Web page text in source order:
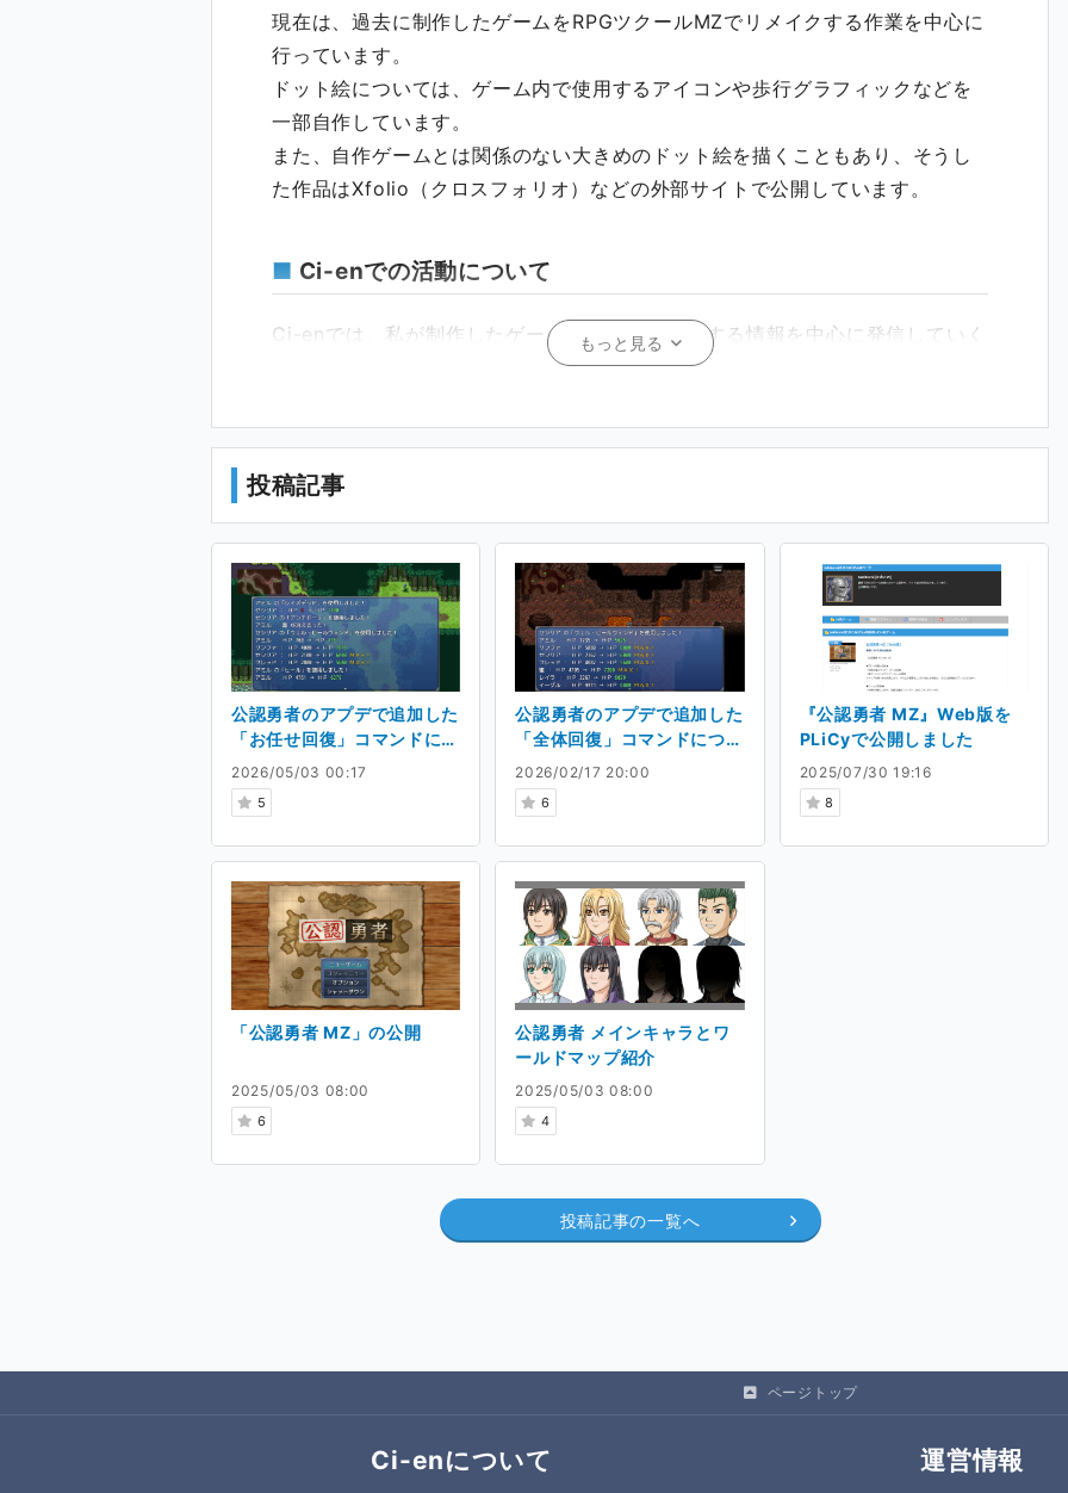
現在は、過去に制作したゲームをRPGツクールMZでリメイクする作業を中心に
行っています。
ドット絵については、ゲーム内で使用するアイコンや歩行グラフィックなどを
一部自作しています。
また、自作ゲームとは関係のない大きめのドット絵を描くこともあり、そうし
た作品はXfolio（クロスフォリオ）などの外部サイトで公開しています。
Ci-enでの活動について
Ci-enでは、私が制作したゲームや、それに関連する情報を中心に発信していく
ける予定はありません。
禁止事項
私の意思を明確にするため、以下の行為を禁止事項として明記いたします。
Ci-enで公開している作品の、無断での二次利用・自作発言・AI学習への使用は
一切禁止です。
これらの行為は固くお断りいたします。
もっと見る
投稿記事
2026/05/03 00:17
5
公認勇者のアプデで追加した
「お任せ回復」コマンドにつ
いて
2026/02/17 20:00
6
公認勇者のアプデで追加した
「全体回復」コマンドについ
て
2025/07/30 19:16
8
『公認勇者 MZ』Web版を
PLiCyで公開しました
2025/05/03 08:00
6
「公認勇者 MZ」の公開
2025/05/03 08:00
4
公認勇者 メインキャラとワ
ールドマップ紹介
投稿記事の一覧へ
ページトップ
Ci-enについて 運営情報